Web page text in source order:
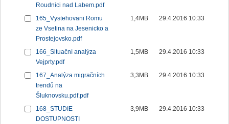
Roudnici nad Labem.pdf
165_Vystehovani Romu
ze Vsetina na Jesenicko a
Prostejovsko.pdf
1,4MB 29.4.2016 10:33
166_Situační analýza
Vejprty.pdf
1,5MB 29.4.2016 10:33
167_Analýza migračních
trendů na
Šluknovsku.pdf.pdf
3,3MB 29.4.2016 10:33
168_STUDIE
DOSTUPNOSTI
3,9MB 29.4.2016 10:33